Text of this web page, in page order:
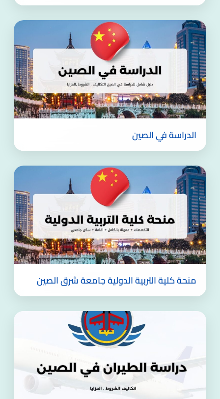
الدراسة في الصين
منحة كلية التربية الدولية جامعة شرق الصين